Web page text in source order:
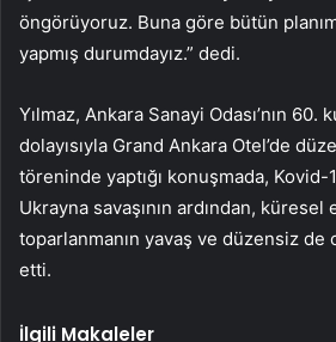
öngörüyoruz. Buna göre bütün
yapmış durumdayız.” dedi.
Yılmaz, Ankara Sanayi Odası’nın 60.
dolayısıyla Grand Ankara Otel’de
töreninde yaptığı konuşmada, Kovid-
Ukrayna savaşının ardından, küresel
toparlanmanın yavaş ve düzensiz de
etti.
İlgili Makaleler